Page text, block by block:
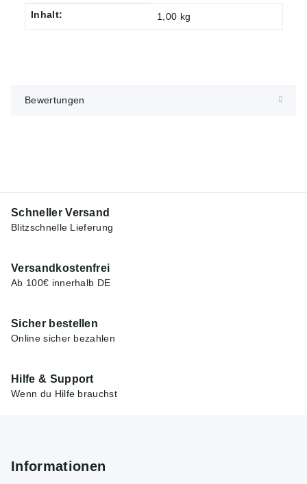
Produkteigenschaft
Wert
Inhalt: 1,00 kg
Bewertungen
Schneller Versand
Blitzschnelle Lieferung
Versandkostenfrei
Ab 100€ innerhalb DE
Sicher bestellen
Online sicher bezahlen
Hilfe & Support
Wenn du Hilfe brauchst
Informationen